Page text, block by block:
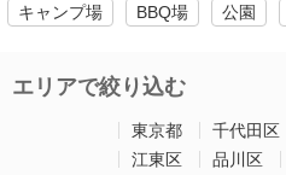
キャンプ場 BBQ場 公園
エリアで絞り込む
東京都 千代田区
江東区
品川区